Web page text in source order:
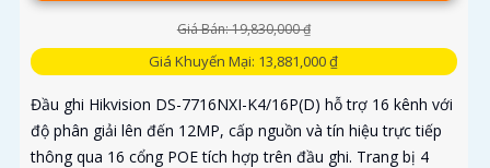
Giá Bán: 19,830,000 ₫
Giá Khuyến Mại: 13,881,000 ₫
Đầu ghi Hikvision DS-7716NXI-K4/16P(D) hỗ trợ 16 kênh với
độ phân giải lên đến 12MP, cấp nguồn và tín hiệu trực tiếp
thông qua 16 cổng POE tích hợp trên đầu ghi. Trang bị 4